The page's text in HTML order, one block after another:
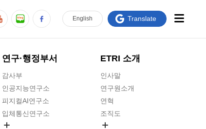
연구·행정부서
감사부
인공지능연구소
피지컬AI연구소
입체통신연구소
ETRI 소개
인사말
연구원소개
연혁
조직도
English Translate